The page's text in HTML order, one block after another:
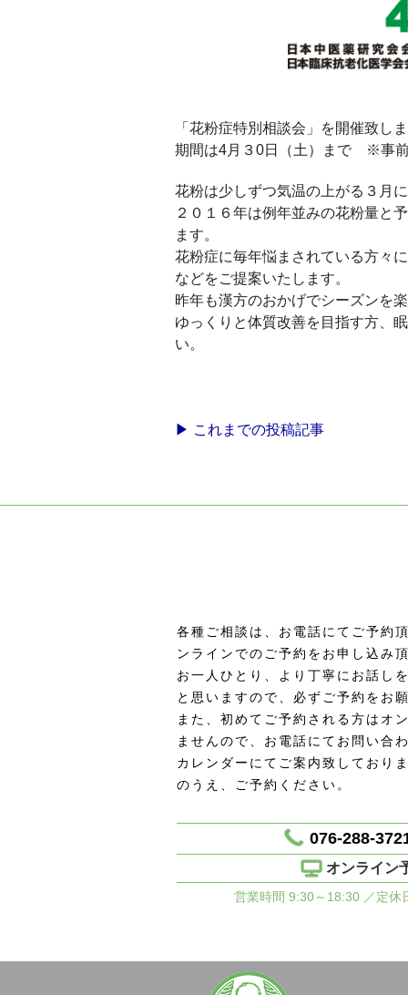
「花粉症特別相談会」を開催致し
期間は4月３0日（土）まで ※事
花粉は少しずつ気温の上がる３月
２０１６年は例年並みの花粉量と
ます。
花粉症に毎年悩まされている方々
などをご提案いたします。
昨年も漢方のおかげでシーズンを
ゆっくりと体質改善を目指す方、
い。
▶ これまでの投稿記事
各種ご相談は、お電話にてご予約
ンラインでのご予約をお申し込み
お一人ひとり、より丁寧にお話し
と思いますので、必ずご予約をお
また、初めてご予約される方はオ
ませんので、お電話にてお問い合
カレンダーにてご案内致しており
のうえ、ご予約ください。
076-288-
オンライン
営業時間 9:30～18:30 ／定休